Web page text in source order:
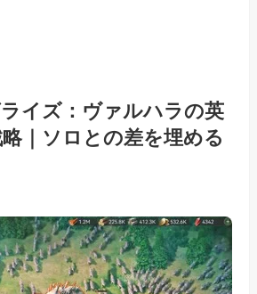
イズ：ヴァルハラの英
｜ソロとの差を埋める